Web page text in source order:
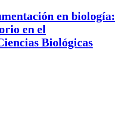
en biología:
en el
Biológicas